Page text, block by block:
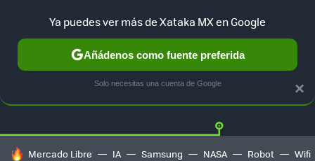
Twitter
HOY SE HABLA DE
Mercado Libre IA Samsung NASA Robot Wifi
×
Ya puedes ver más de Xataka MX en Google
Añádenos como fuente preferida
Solo necesitas una cuenta de Google